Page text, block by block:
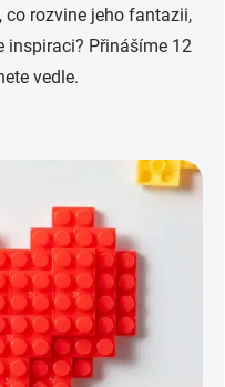
rozvine jeho fantazii,
inspiraci? Přinášíme 12
vedle.